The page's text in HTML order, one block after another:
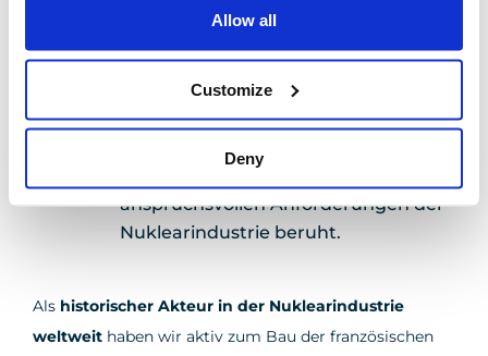
Allow all
Customize
Deny
Kunden und Partnern.
Eine Kultur der nuklearen Sicherheit,
die auf historischen Referenzen und
anspruchsvollen Anforderungen der
Nuklearindustrie beruht.
Als historischer Akteur in der Nuklearindustrie
weltweit haben wir aktiv zum Bau der französischen